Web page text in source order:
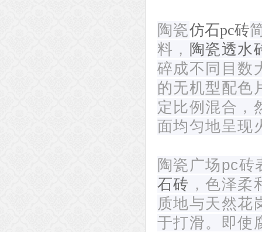
陶瓷仿石pc砖
料， 陶瓷透水
碎成不同目数
的无机型配色
定比例混合，
面均匀地呈现
陶瓷广场pc砖
石砖 ，色泽
质地与天然花
于打滑。即使